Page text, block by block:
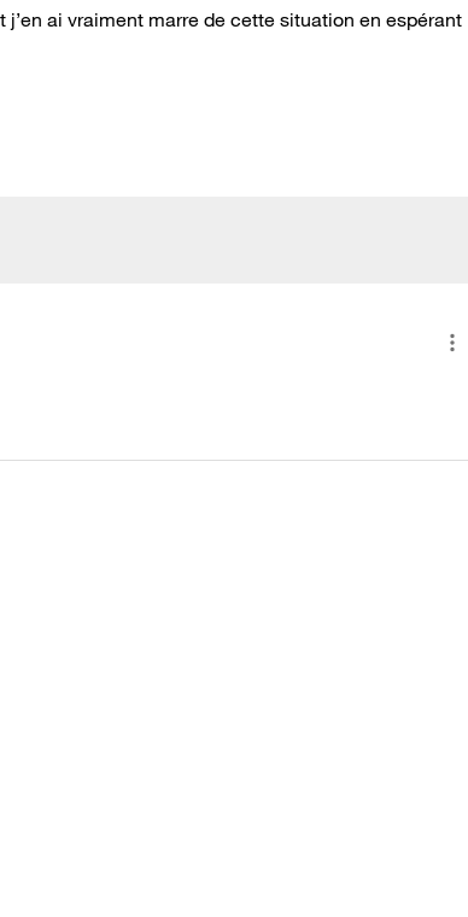
ai vraiment marre de cette situation en espérant